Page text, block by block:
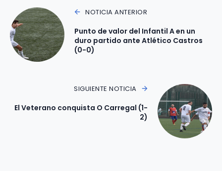
NOTICIA ANTERIOR
Punto de valor del Infantil A en un
duro partido ante Atlético Castros
(0-0)
SIGUIENTE NOTICIA
El Veterano conquista O Carregal (1-
2)